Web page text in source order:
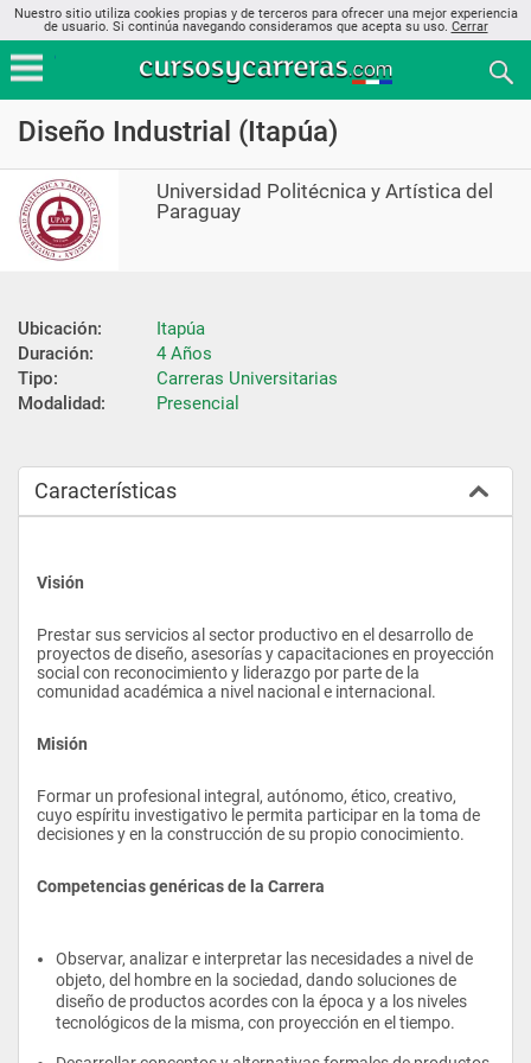
Nuestro sitio utiliza cookies propias y de terceros para ofrecer una mejor experiencia
de usuario. Si continúa navegando consideramos que acepta su uso. Cerrar
Diseño Industrial (Itapúa)
Universidad Politécnica y Artística del
Paraguay
Ubicación:
Itapúa
Duración:
4 Años
Tipo:
Carreras Universitarias
Modalidad:
Presencial
Características
Visión
Prestar sus servicios al sector productivo en el desarrollo de
proyectos de diseño, asesorías y capacitaciones en proyección
social con reconocimiento y liderazgo por parte de la
comunidad académica a nivel nacional e internacional.
Misión
Formar un profesional integral, autónomo, ético, creativo,
cuyo espíritu investigativo le permita participar en la toma de
decisiones y en la construcción de su propio conocimiento.
Competencias genéricas de la Carrera
Observar, analizar e interpretar las necesidades a nivel de
objeto, del hombre en la sociedad, dando soluciones de
diseño de productos acordes con la época y a los niveles
tecnológicos de la misma, con proyección en el tiempo.